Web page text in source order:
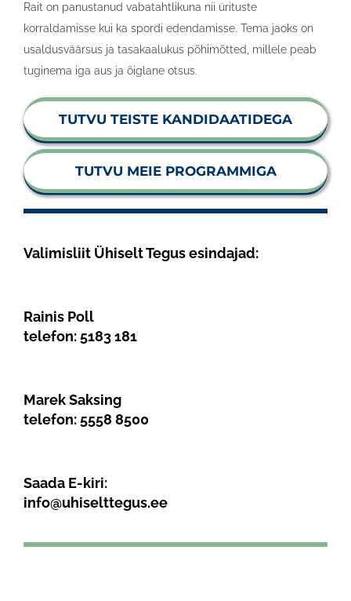
Rait on panustanud vabatahtlikuna nii ürituste
korraldamisse kui ka spordi edendamisse. Tema jaoks on
usaldusväärsus ja tasakaalukus põhimõtted, millele peab
tuginema iga aus ja õiglane otsus.
TUTVU TEISTE KANDIDAATIDEGA
TUTVU MEIE PROGRAMMIGA
Valimisliit Ühiselt Tegus esindajad:
Rainis Poll
telefon: 5183 181
Marek Saksing
telefon: 5558 8500
Saada E-kiri:
info@uhiselttegus.ee